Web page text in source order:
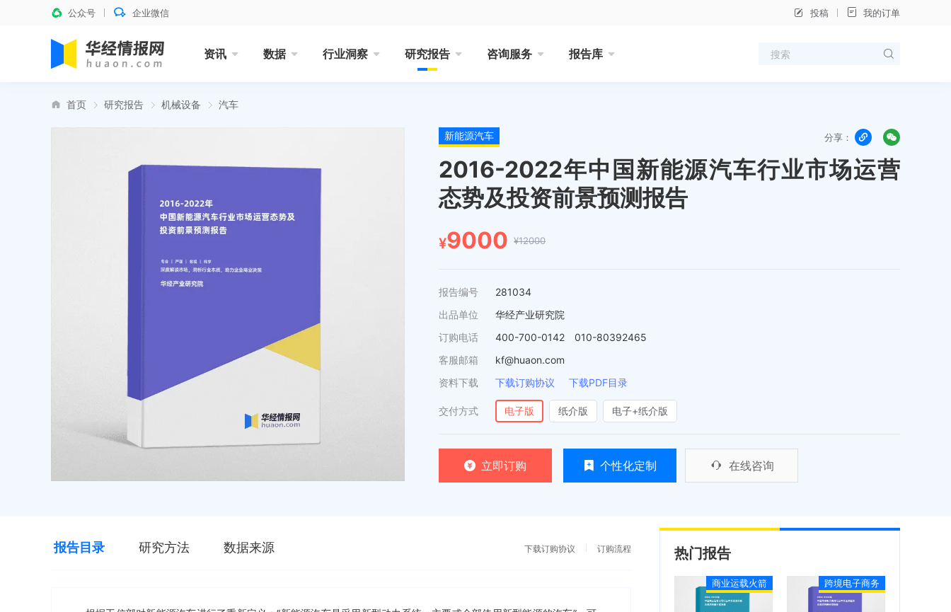
公众号 企业微信 投稿 我的订单
资讯 数据 行业洞察 研究报告 咨询服务 报告库
首页 研究报告 机械设备 汽车
新能源汽车 分享：
2016-2022年中国新能源汽车行业市场运营
态势及投资前景预测报告
¥9000 ¥12000
报告编号
281034
出品单位
华经产业研究院
订购电话
400-700-0142 010-80392465
客服邮箱
kf@huaon.com
资料下载
下载订购协议 下载PDF目录
交付方式 电子版 纸介版 电子+纸介版
立即订购 个性化定制 在线咨询
报告目录 研究方法 数据来源 下载订购协议 订购流程 热门报告
商业运载火箭 跨境电子商务